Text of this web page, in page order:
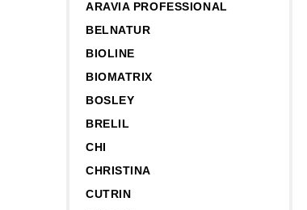
ARAVIA PROFESSIONAL
BELNATUR
BIOLINE
BIOMATRIX
BOSLEY
BRELIL
CHI
CHRISTINA
CUTRIN